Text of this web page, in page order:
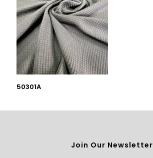
50301A
Join Our Newsletter